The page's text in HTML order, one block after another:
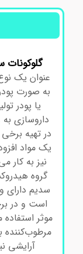
گلوکونات
عنوان یک
به صورت پودر
یا پودر
داروسازی به
در تهیه برخی
یک مواد
نیز به کار
گروه
سدیم دارای
است و در
موثر استفاده
مرطوب‌کننده
آرایشی